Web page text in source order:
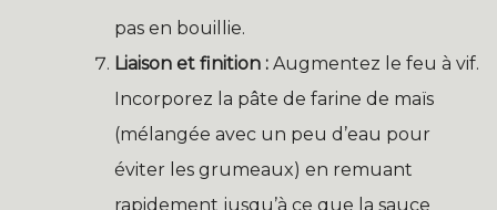
pas en bouillie.
Liaison et finition : Augmentez le feu à vif.
Incorporez la pâte de farine de maïs
(mélangée avec un peu d’eau pour
éviter les grumeaux) en remuant
rapidement jusqu’à ce que la sauce